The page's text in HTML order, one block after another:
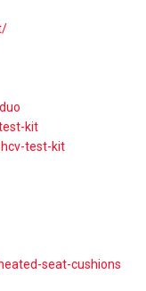
kit
test-kit
seat-cushions